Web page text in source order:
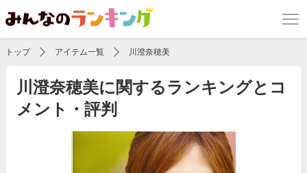
トップ アイテム一覧 川澄奈穂美
川澄奈穂美に関するランキングとコ
メント・評判